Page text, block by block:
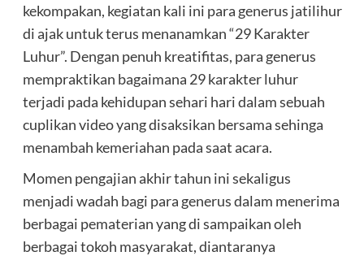
kekompakan, kegiatan kali ini para generus jatilihur
di ajak untuk terus menanamkan “29 Karakter
Luhur”. Dengan penuh kreatifitas, para generus
mempraktikan bagaimana 29 karakter luhur
terjadi pada kehidupan sehari hari dalam sebuah
cuplikan video yang disaksikan bersama sehinga
menambah kemeriahan pada saat acara.
Momen pengajian akhir tahun ini sekaligus
menjadi wadah bagi para generus dalam menerima
berbagai pematerian yang di sampaikan oleh
berbagai tokoh masyarakat, diantaranya